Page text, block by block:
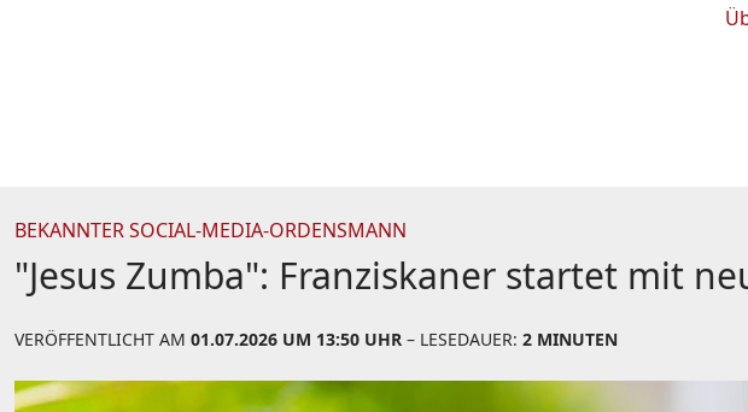
BEKANNTER SOCIAL-MEDIA-ORDENSMANN
"Jesus Zumba": Franziskaner startet mit
VERÖFFENTLICHT AM 01.07.2026 UM 13:50 UHR – LESEDAUER: 2 MINUTEN